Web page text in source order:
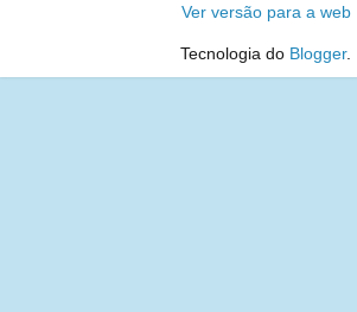
Ver versão para a web
Tecnologia do Blogger.